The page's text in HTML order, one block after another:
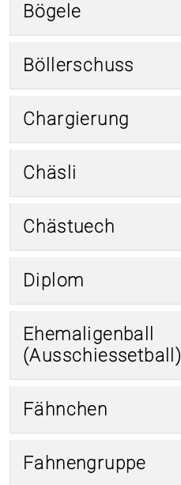
Bögele
Böllerschuss
Chargierung
Chäsli
Chästuech
Diplom
Ehemaligenball
(Ausschiessetball)
Fähnchen
Fahnengruppe